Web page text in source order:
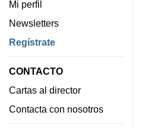
Mi perfil
Newsletters
Regístrate
CONTACTO
Cartas al director
Contacta con nosotros